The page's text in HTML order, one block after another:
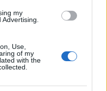
my
Use,
of my
with the
τών ασθενών μου.
την γνωμάτευση παρά
βελτίωση της
και των
των δύο ομάδων. Άρα